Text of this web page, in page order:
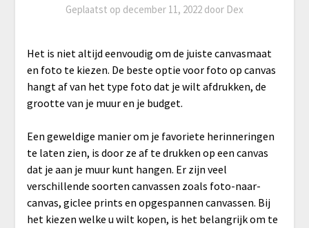
Geplaatst op december 11, 2022 door Dex
Het is niet altijd eenvoudig om de juiste canvasmaat
en foto te kiezen. De beste optie voor foto op canvas
hangt af van het type foto dat je wilt afdrukken, de
grootte van je muur en je budget.
Een geweldige manier om je favoriete herinneringen
te laten zien, is door ze af te drukken op een canvas
dat je aan je muur kunt hangen. Er zijn veel
verschillende soorten canvassen zoals foto-naar-
canvas, giclee prints en opgespannen canvassen. Bij
het kiezen welke u wilt kopen, is het belangrijk om te